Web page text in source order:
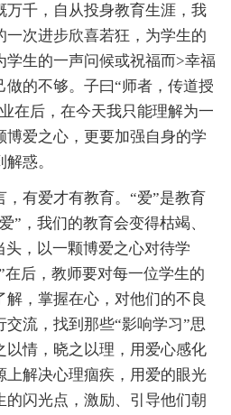
万千，自从投身教育生涯，我
一次进步欣喜若狂，为学生的
学生的一声问候或祝福而>幸福
的不够。子曰“师者，传道授
在后，在今天我只能理解为一
博爱之心，更要加强自身的学
惑。
有爱才有教育。“爱”是教育
”，我们的教育会变得枯竭、
头，以一颗博爱之心对待学
在后，教师要对每一位学生的
，掌握在心，对他们的不良
流，找到那些“影响学习”思
以情，晓之以理，用爱心感化
上解决心理痼疾，用爱的眼光
的闪光点，激励、引导他们朝